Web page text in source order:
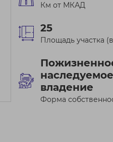
Км от МКАД
25
Площадь участка (в
наследуемое
владение
Форма